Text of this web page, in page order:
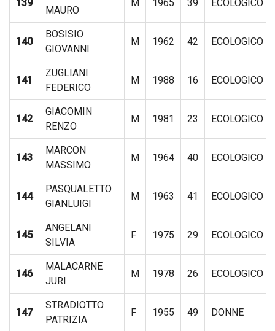
139
MAURO
M 1965 39 ECOLOGICO
140
BOSISIO
GIOVANNI
M 1962 42 ECOLOGICO
141
ZUGLIANI
FEDERICO
M 1988 16 ECOLOGICO
142
GIACOMIN
RENZO
M 1981 23 ECOLOGICO
143
MARCON
MASSIMO
M 1964 40 ECOLOGICO
144
PASQUALETTO
GIANLUIGI
M 1963 41 ECOLOGICO
145
ANGELANI
SILVIA
F 1975 29 ECOLOGICO
146
MALACARNE
JURI
M 1978 26 ECOLOGICO
147
STRADIOTTO
PATRIZIA
F 1955 49 DONNE